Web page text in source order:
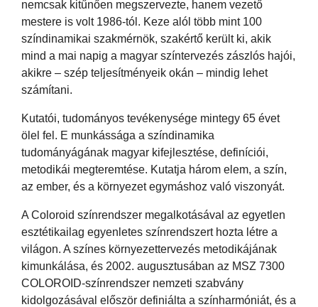
nemcsak kitűnően megszervezte, hanem vezető
mestere is volt 1986-tól. Keze alól több mint 100
színdinamikai szakmérnök, szakértő került ki, akik
mind a mai napig a magyar színtervezés zászlós hajói,
akikre – szép teljesítményeik okán – mindig lehet
számítani.
Kutatói, tudományos tevékenysége mintegy 65 évet
ölel fel. E munkássága a színdinamika
tudományágának magyar kifejlesztése, definíciói,
metodikái megteremtése. Kutatja három elem, a szín,
az ember, és a környezet egymáshoz való viszonyát.
A Coloroid színrendszer megalkotásával az egyetlen
esztétikailag egyenletes színrendszert hozta létre a
világon. A színes környezettervezés metodikájának
kimunkálása, és 2002. augusztusában az MSZ 7300
COLOROID-színrendszer nemzeti szabvány
kidolgozásával először definiálta a színharmóniát, és a